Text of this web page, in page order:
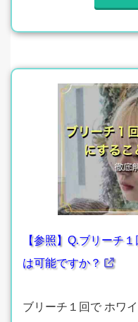
【参照】Q.ブリーチ
は可能ですか？
ブリーチ１回で ホワ